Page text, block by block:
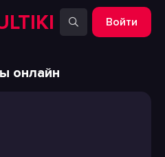
Войти
онлайн